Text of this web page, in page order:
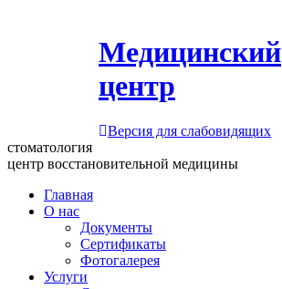
Медицинский
центр
Версия для слабовидящих
стоматология
центр восстановительной медицины
Главная
О нас
Документы
Сертификаты
Фотогалерея
Услуги